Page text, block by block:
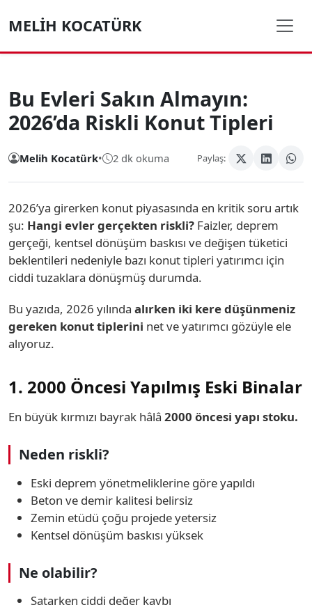
MELIH KOCATÜRK
Bu Evleri Sakın Almayın:
2026’da Riskli Konut Tipleri
Melih Kocatürk• 2 dk okuma Paylaş:
2026’ya girerken konut piyasasında en kritik soru artık
şu: Hangi evler gerçekten riskli? Faizler, deprem
gerçeği, kentsel dönüşüm baskısı ve değişen tüketici
beklentileri nedeniyle bazı konut tipleri yatırımcı için
ciddi tuzaklara dönüşmüş durumda.
Bu yazıda, 2026 yılında alırken iki kere düşünmeniz
gereken konut tiplerini net ve yatırımcı gözüyle ele
alıyoruz.
1. 2000 Öncesi Yapılmış Eski Binalar
En büyük kırmızı bayrak hâlâ 2000 öncesi yapı stoku.
Neden riskli?
Eski deprem yönetmeliklerine göre yapıldı
Beton ve demir kalitesi belirsiz
Zemin etüdü çoğu projede yetersiz
Kentsel dönüşüm baskısı yüksek
Ne olabilir?
Satarken ciddi değer kaybı